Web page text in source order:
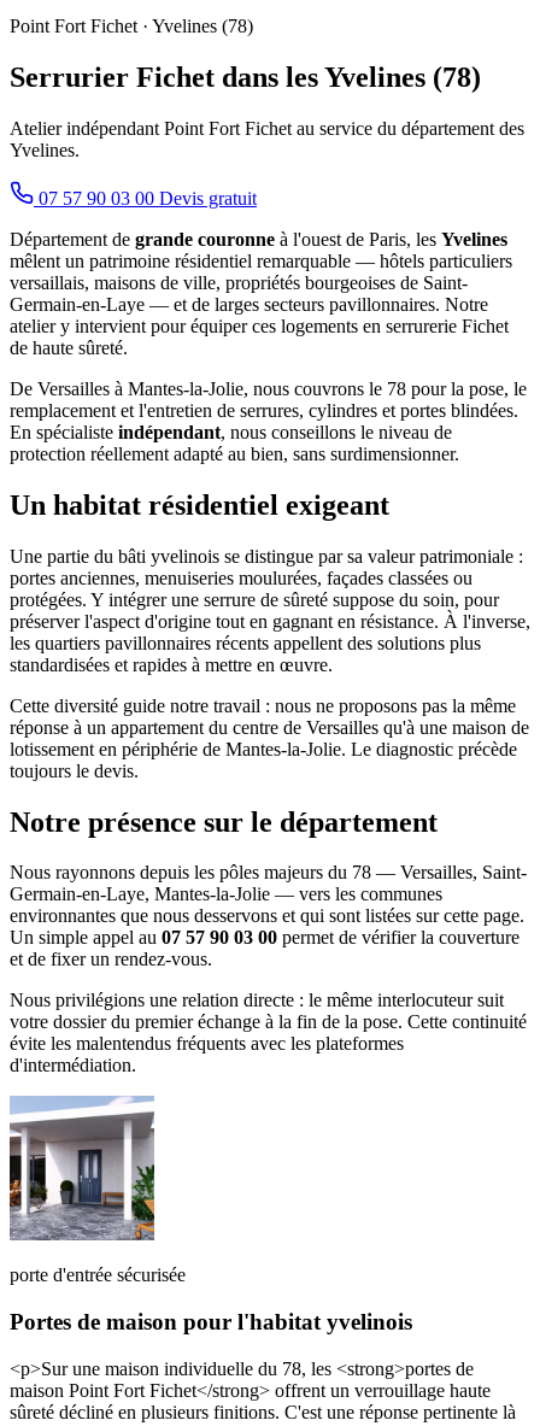
Point Fort Fichet · Yvelines (78)
Serrurier Fichet dans les Yvelines (78)
Atelier indépendant Point Fort Fichet au service du département des
Yvelines.
07 57 90 03 00 Devis gratuit
Département de grande couronne à l'ouest de Paris, les Yvelines
mêlent un patrimoine résidentiel remarquable — hôtels particuliers
versaillais, maisons de ville, propriétés bourgeoises de Saint-
Germain-en-Laye — et de larges secteurs pavillonnaires. Notre
atelier y intervient pour équiper ces logements en serrurerie Fichet
de haute sûreté.
De Versailles à Mantes-la-Jolie, nous couvrons le 78 pour la pose, le
remplacement et l'entretien de serrures, cylindres et portes blindées.
En spécialiste indépendant, nous conseillons le niveau de
protection réellement adapté au bien, sans surdimensionner.
Un habitat résidentiel exigeant
Une partie du bâti yvelinois se distingue par sa valeur patrimoniale :
portes anciennes, menuiseries moulurées, façades classées ou
protégées. Y intégrer une serrure de sûreté suppose du soin, pour
préserver l'aspect d'origine tout en gagnant en résistance. À l'inverse,
les quartiers pavillonnaires récents appellent des solutions plus
standardisées et rapides à mettre en œuvre.
Cette diversité guide notre travail : nous ne proposons pas la même
réponse à un appartement du centre de Versailles qu'à une maison de
lotissement en périphérie de Mantes-la-Jolie. Le diagnostic précède
toujours le devis.
Notre présence sur le département
Nous rayonnons depuis les pôles majeurs du 78 — Versailles, Saint-
Germain-en-Laye, Mantes-la-Jolie — vers les communes
environnantes que nous desservons et qui sont listées sur cette page.
Un simple appel au 07 57 90 03 00 permet de vérifier la couverture
et de fixer un rendez-vous.
Nous privilégions une relation directe : le même interlocuteur suit
votre dossier du premier échange à la fin de la pose. Cette continuité
évite les malentendus fréquents avec les plateformes
d'intermédiation.
porte d'entrée sécurisée
Portes de maison pour l'habitat yvelinois
<p>Sur une maison individuelle du 78, les <strong>portes de
maison Point Fort Fichet</strong> offrent un verrouillage haute
sûreté décliné en plusieurs finitions. C'est une réponse pertinente là